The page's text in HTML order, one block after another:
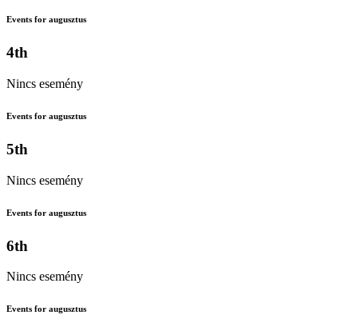
Events for augusztus
4th
Nincs esemény
Events for augusztus
5th
Nincs esemény
Events for augusztus
6th
Nincs esemény
Events for augusztus